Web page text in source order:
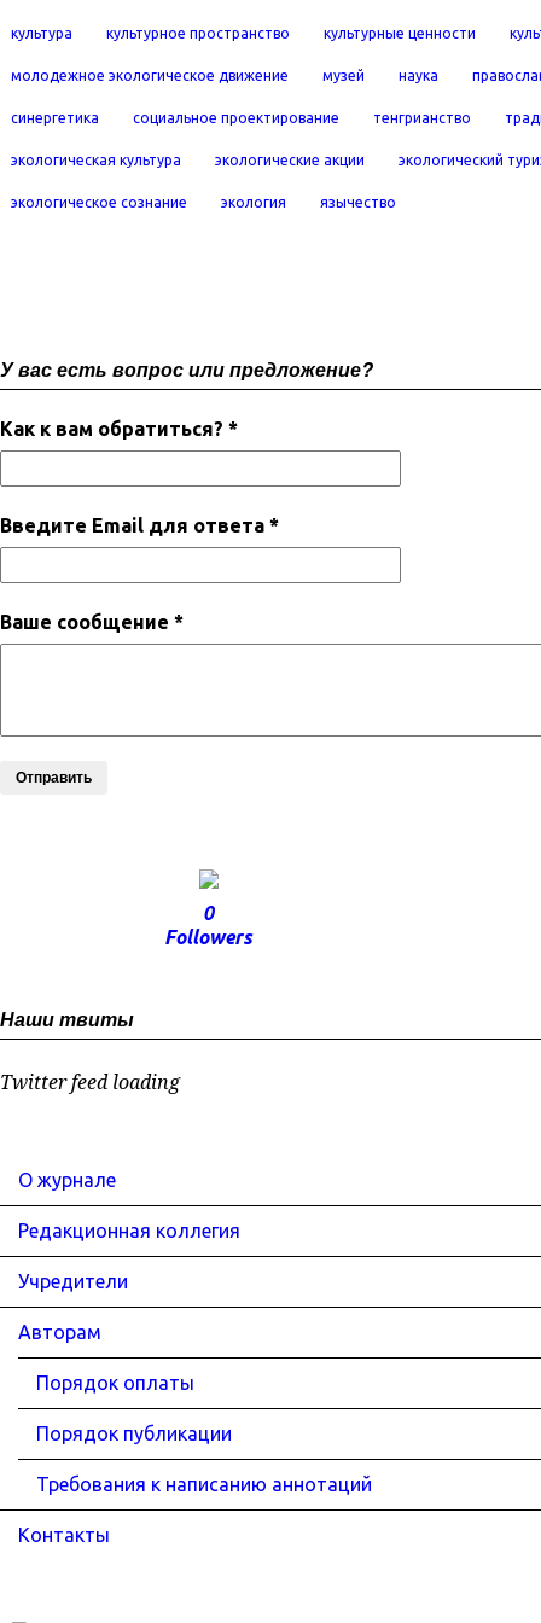
культура культурное пространство культурные ценности
молодежное экологическое движение музей наука
синергетика социальное проектирование тенгрианство
экологическая культура экологические акции экологический
экологическое сознание экология язычество
У вас есть вопрос или предложение?
Как к вам обратиться? *
Введите Email для ответа *
Ваше сообщение *
Отправить
0
Followers
Наши твиты
Twitter feed loading
О журнале
Редакционная коллегия
Учредители
Авторам
Порядок оплаты
Порядок публикации
Требования к написанию аннотаций
Контакты